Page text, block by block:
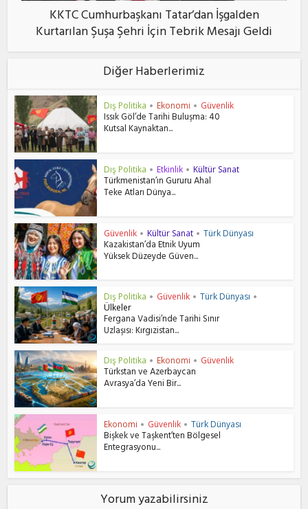
KKTC Cumhurbaşkanı Tatar’dan İşgalden
Kurtarılan Şuşa Şehri İçin Tebrik Mesajı Geldi
Diğer Haberlerimiz
Dış Politika • Ekonomi • Güvenlik
Issık Göl’de Tarihi Buluşma: 40
Kutsal Kaynaktan...
Dış Politika • Etkinlik • Kültür Sanat
Türkmenistan’ın Gururu Ahal
Teke Atları Dünya...
Güvenlik • Kültür Sanat • Türk Dünyası
Kazakistan’da Etnik Uyum
Yüksek Düzeyde Güven...
Dış Politika • Güvenlik • Türk Dünyası •
Ülkeler
Fergana Vadisi’nde Tarihi Sınır
Uzlaşısı: Kırgızistan...
Dış Politika • Ekonomi • Güvenlik
Türkstan ve Azerbaycan
Avrasya’da Yeni Bir...
Ekonomi • Güvenlik • Türk Dünyası
Bişkek ve Taşkent’ten Bölgesel
Entegrasyonu...
Yorum yazabilirsiniz